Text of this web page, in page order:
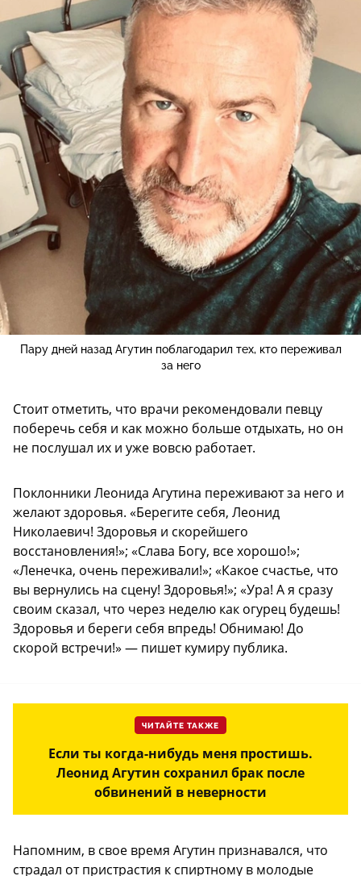
Пару дней назад Агутин поблагодарил тех, кто переживал
за него
Стоит отметить, что врачи рекомендовали певцу
поберечь себя и как можно больше отдыхать, но он
не послушал их и уже вовсю работает.
Поклонники Леонида Агутина переживают за него и
желают здоровья. «Берегите себя, Леонид
Николаевич! Здоровья и скорейшего
восстановления!»; «Слава Богу, все хорошо!»;
«Ленечка, очень переживали!»; «Какое счастье, что
вы вернулись на сцену! Здоровья!»; «Ура! А я сразу
своим сказал, что через неделю как огурец будешь!
Здоровья и береги себя впредь! Обнимаю! До
скорой встречи!» — пишет кумиру публика.
ЧИТАЙТЕ ТАКЖЕ
Если ты когда-нибудь меня простишь.
Леонид Агутин сохранил брак после
обвинений в неверности
Напомним, в свое время Агутин признавался, что
страдал от пристрастия к спиртному в молодые